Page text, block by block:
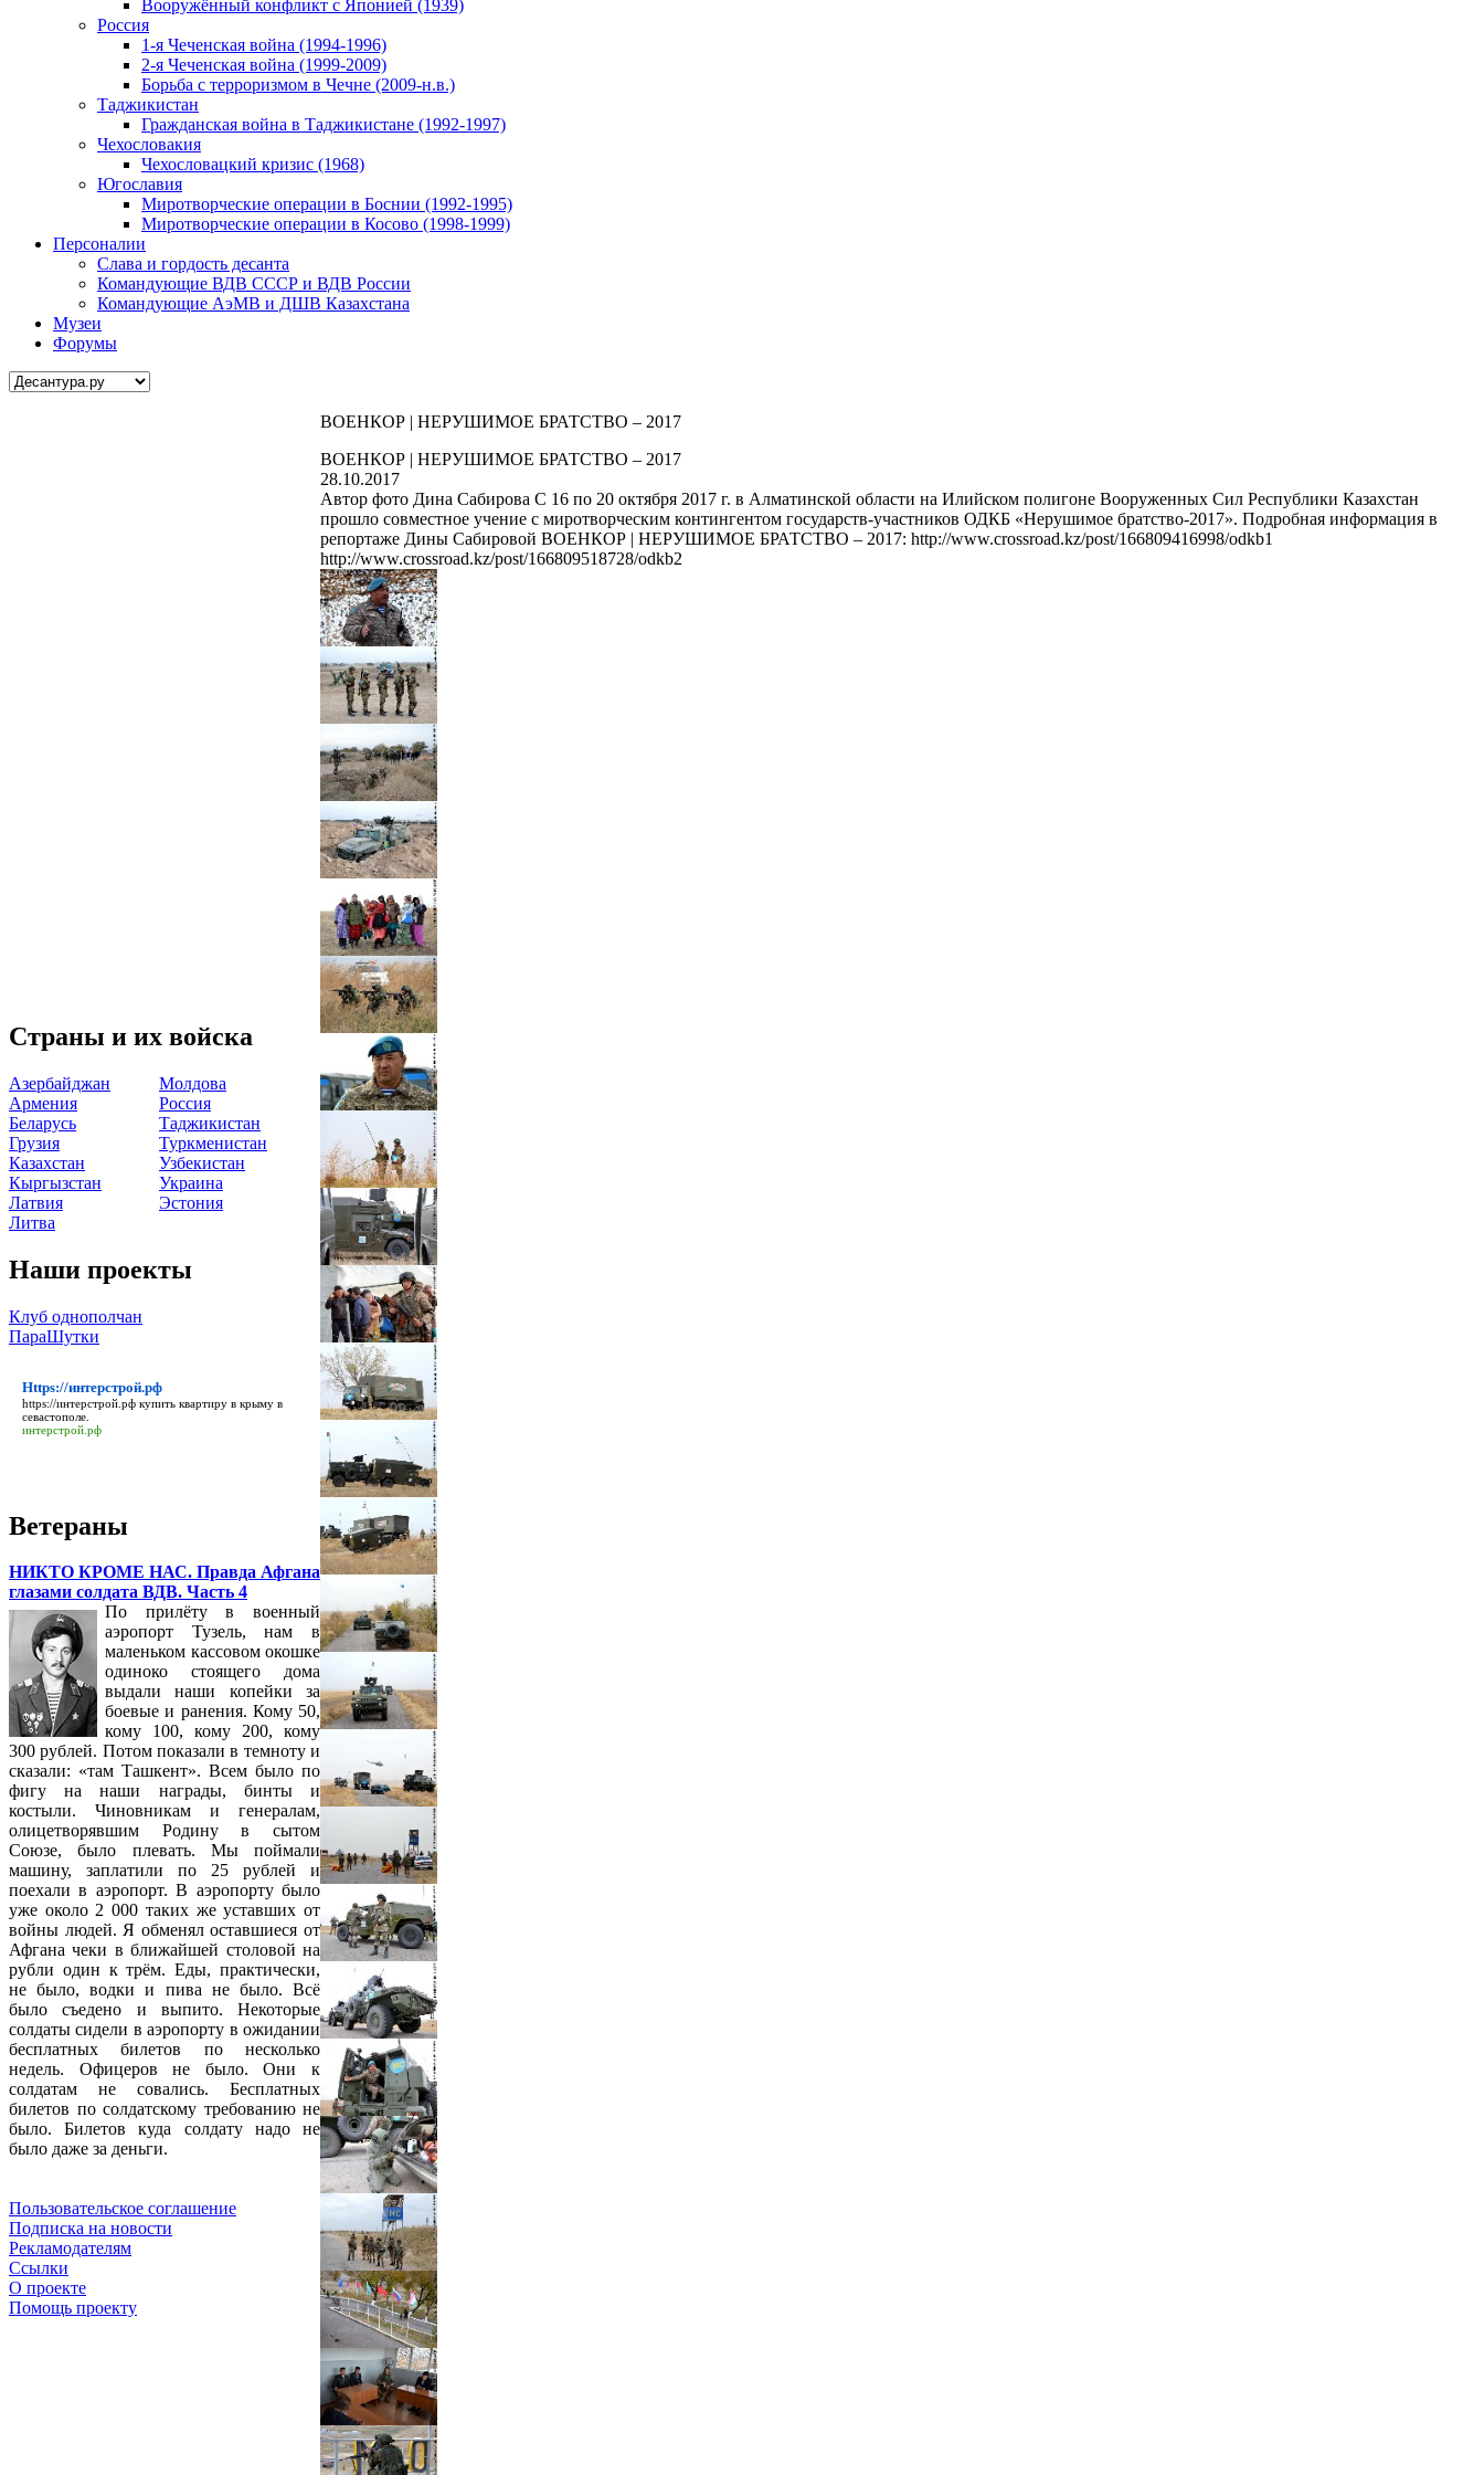
Вооружённый конфликт с Японией (1939)
Россия
1-я Чеченская война (1994-1996)
2-я Чеченская война (1999-2009)
Борьба с терроризмом в Чечне (2009-н.в.)
Таджикистан
Гражданская война в Таджикистане (1992-1997)
Чехословакия
Чехословацкий кризис (1968)
Югославия
Миротворческие операции в Боснии (1992-1995)
Миротворческие операции в Косово (1998-1999)
Персоналии
Слава и гордость десанта
Командующие ВДВ СССР и ВДВ России
Командующие АэМВ и ДШВ Казахстана
Музеи
Форумы
Страны и их войска
Азербайджан
Армения
Беларусь
Грузия
Казахстан
Кыргызстан
Латвия
Литва
Молдова
Россия
Таджикистан
Туркменистан
Узбекистан
Украина
Эстония
Наши проекты
Клуб однополчан
ПараШутки
Https://интерстрой.рф
https://интерстрой.рфкупить квартиру в крыму в
севастополе.
интерстрой.рф
Ветераны
НИКТО КРОМЕ НАС. Правда Афгана
глазами солдата ВДВ. Часть 4
По прилёту в военный
аэропорт Тузель, нам в
маленьком кассовом окошке
одиноко стоящего дома
выдали наши копейки за
боевые и ранения. Кому 50,
кому 100, кому 200, кому
300 рублей. Потом показали в темноту и
сказали: «там Ташкент». Всем было по
фигу на наши награды, бинты и
костыли. Чиновникам и генералам,
олицетворявшим Родину в сытом
Союзе, было плевать. Мы поймали
машину, заплатили по 25 рублей и
поехали в аэропорт. В аэропорту было
уже около 2 000 таких же уставших от
войны людей. Я обменял оставшиеся от
Афгана чеки в ближайшей столовой на
рубли один к трём. Еды, практически,
не было, водки и пива не было. Всё
было съедено и выпито. Некоторые
солдаты сидели в аэропорту в ожидании
бесплатных билетов по несколько
недель. Офицеров не было. Они к
солдатам не совались. Бесплатных
билетов по солдатскому требованию не
было. Билетов куда солдату надо не
было даже за деньги.
Пользовательское соглашение
Подписка на новости
Рекламодателям
Ссылки
О проекте
Помощь проекту
ВОЕНКОР | НЕРУШИМОЕ БРАТСТВО – 2017
ВОЕНКОР | НЕРУШИМОЕ БРАТСТВО – 2017
28.10.2017
Автор фото Дина Сабирова С 16 по 20 октября 2017 г. в Алматинской области на Илийском полигоне Вооруженных Сил Республики Казахстан
прошло совместное учение с миротворческим контингентом государств-участников ОДКБ «Нерушимое братство-2017». Подробная информация в
репортаже Дины Сабировой ВОЕНКОР | НЕРУШИМОЕ БРАТСТВО – 2017: http://www.crossroad.kz/post/166809416998/odkb1
http://www.crossroad.kz/post/166809518728/odkb2